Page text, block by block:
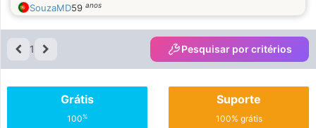
SouzaMD59 anos
1 Pesquisar por critérios
Grátis
100%
Suporte
100% grátis